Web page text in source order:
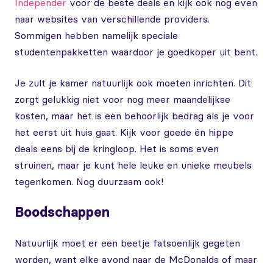
naar websites van verschillende providers.
Sommigen hebben namelijk speciale
studentenpakketten waardoor je goedkoper uit bent.
Je zult je kamer natuurlijk ook moeten inrichten. Dit
zorgt gelukkig niet voor nog meer maandelijkse
kosten, maar het is een behoorlijk bedrag als je voor
het eerst uit huis gaat. Kijk voor goede én hippe
deals eens bij de kringloop. Het is soms even
struinen, maar je kunt hele leuke en unieke meubels
tegenkomen. Nog duurzaam ook!
Boodschappen
Natuurlijk moet er een beetje fatsoenlijk gegeten
worden, want elke avond naar de McDonalds of maar